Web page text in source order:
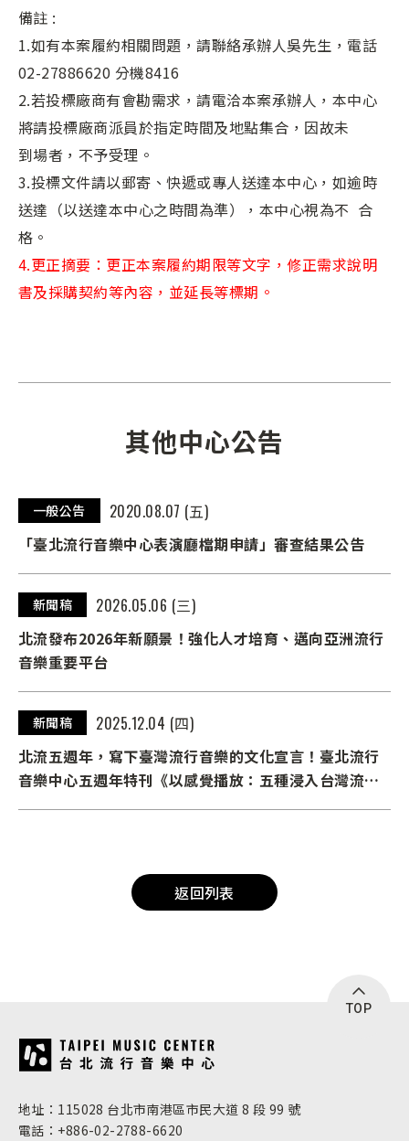
備註 :
1.如有本案履約相關問題，請聯絡承辦人吳先生，電話
02-27886620 分機8416
2.若投標廠商有會勘需求，請電洽本案承辦人，本中心
將請投標廠商派員於指定時間及地點集合，因故未
到場者，不予受理。
3.投標文件請以郵寄、快遞或專人送達本中心，如逾時
送達（以送達本中心之時間為準），本中心視為不 合
格。
4.更正摘要：更正本案履約期限等文字，修正需求說明
書及採購契約等內容，並延長等標期。
其他中心公告
一般公告
2020.08.07 (五)
「臺北流行音樂中心表演廳檔期申請」審查結果公告
新聞稿
2026.05.06 (三)
北流發布2026年新願景！強化人才培育、邁向亞洲流行
音樂重要平台
新聞稿
2025.12.04 (四)
北流五週年，寫下臺灣流行音樂的文化宣言！臺北流行
音樂中心五週年特刊《以感覺播放：五種浸入台灣流行
音樂的方法》英文電子版上線
返回列表
TOP
:::
地址：115028 台北市南港區市民大道 8 段 99 號
電話：+886-02-2788-6620